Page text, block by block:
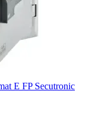
E FP Secutronic